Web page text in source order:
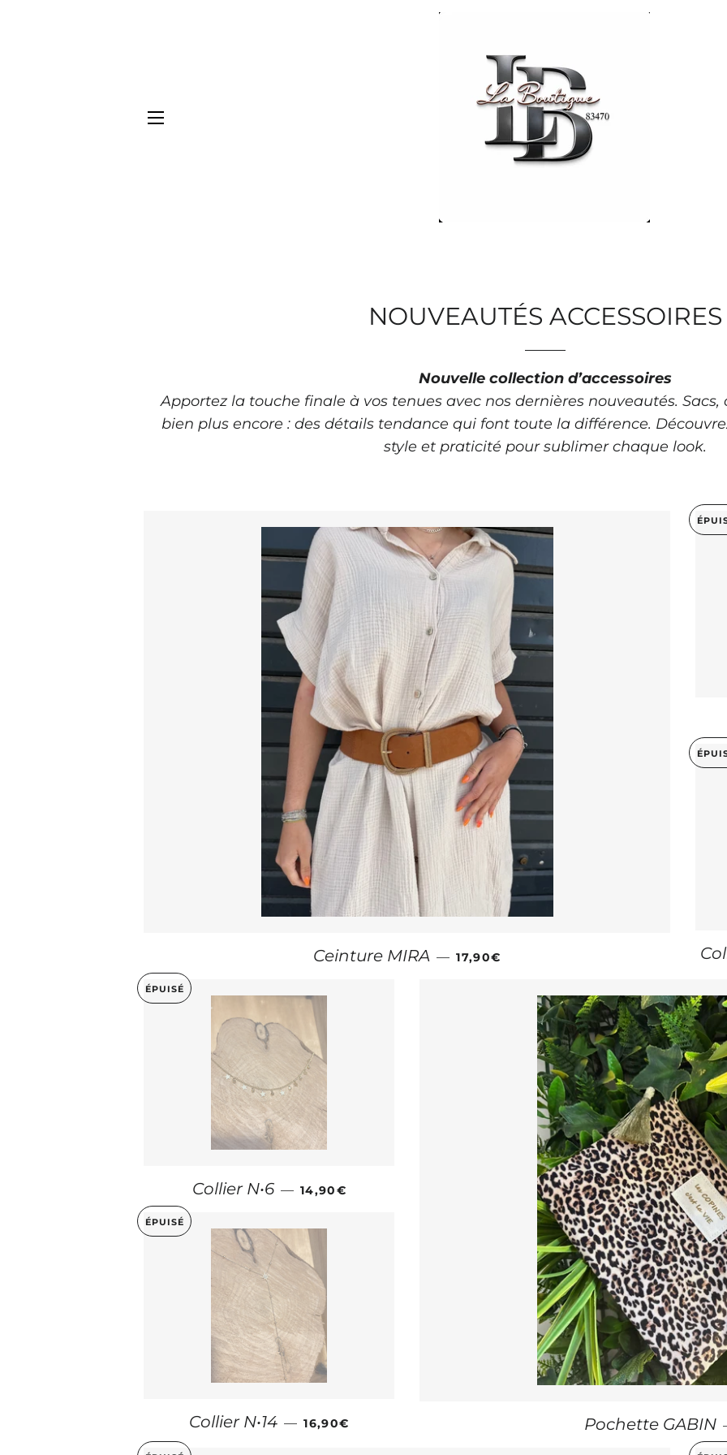
NOUVEAUTÉS ACCESSOIRES
Nouvelle collection d’accessoires
Apportez la touche finale à vos tenues avec nos dernières nouveautés.
bien plus encore : des détails tendance qui font toute la différence.
style et praticité pour sublimer chaque look.
Ceinture MIRA — PRIX RÉGULIER
17,90€
ÉPUISÉ
Collier N•6 — PRIX RÉGULIER
14,90€
ÉPUISÉ
Collier N•14 — PRIX RÉGULIER
16,90€ Pochette GABIN